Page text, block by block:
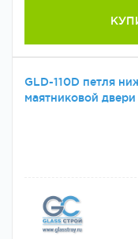
GLD-110D петля
маятниковой двери